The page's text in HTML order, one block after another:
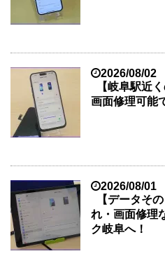
2026/08/02
【岐阜駅近
画面修理可能
2026/08/01
【データそ
れ・画面修理
ク岐阜へ！